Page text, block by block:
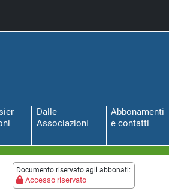
Dalle
Associazioni
Abbonamenti
e contatti
Documento riservato agli abbonati:
Accesso riservato